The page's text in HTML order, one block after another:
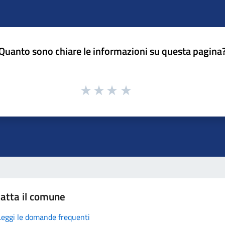
sono chiare le informazioni su questa
il comune
le domande frequenti